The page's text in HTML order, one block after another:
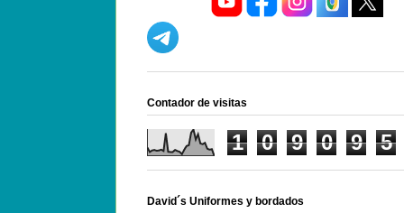
Contador de visitas
1 0 9 0 9 5
David´s Uniformes y bordados